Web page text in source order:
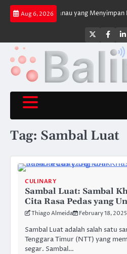
Skip
Aug 6, 2026
di Atas Danau yang Menyimpan
Twitter
Tag: Sambal Luat
CULINARY
Sambal Luat: Sambal
Cita Rasa Pedas yang
Thiago Almeida February 18, 2025
Sambal Luat adalah salah satu
Tenggara Timur (NTT) yang
segar. Sambal…